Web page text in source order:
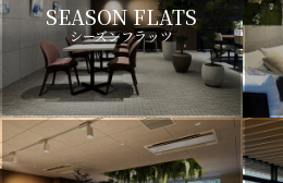
SEASON FLATS
シーズンフラッツ